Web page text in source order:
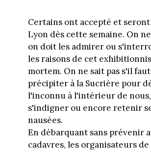
Certains ont accepté et seront
Lyon dès cette semaine. On
on doit les admirer ou
les raisons de cet
mortem. On ne sait pas s'il
précipiter à la Sucrière pour
l'inconnu à l'intérieur de
s'indigner ou encore retenir
nausées.
En débarquant sans prévenir
cadavres, les organisateurs de